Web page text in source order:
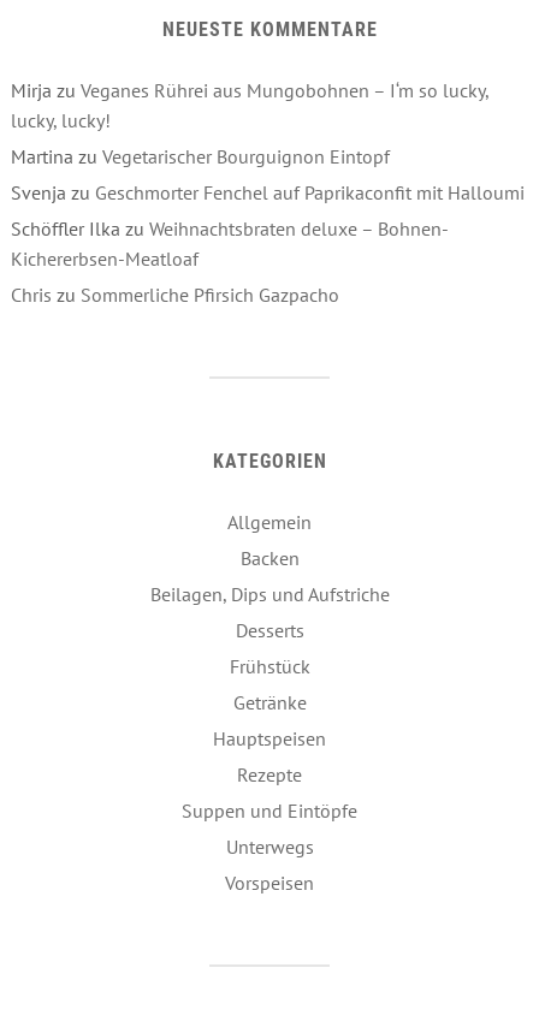
NEUESTE KOMMENTARE
Mirja zu Veganes Rührei aus Mungobohnen – I‘m so lucky,
lucky, lucky!
Martina zu Vegetarischer Bourguignon Eintopf
Svenja zu Geschmorter Fenchel auf Paprikaconfit mit Halloumi
Schöffler Ilka zu Weihnachtsbraten deluxe – Bohnen-
Kichererbsen-Meatloaf
Chris zu Sommerliche Pfirsich Gazpacho
KATEGORIEN
Allgemein
Backen
Beilagen, Dips und Aufstriche
Desserts
Frühstück
Getränke
Hauptspeisen
Rezepte
Suppen und Eintöpfe
Unterwegs
Vorspeisen